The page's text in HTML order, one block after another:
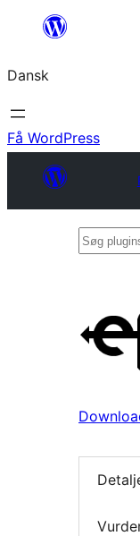
Spring
indhold
Dansk
Få WordPress
Søg